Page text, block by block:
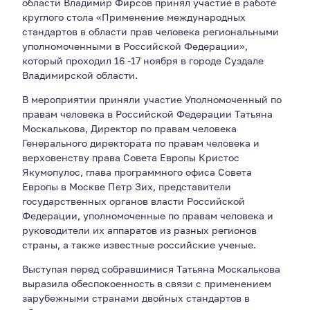
области Владимир Фирсов принял участие в работе
круглого стола «Применение международных
стандартов в области прав человека региональными
уполномоченными в Российской Федерации»,
который проходил 16 -17 ноября в городе Суздале
Владимирской области.
В мероприятии приняли участие Уполномоченный по
правам человека в Российской Федерации Татьяна
Москалькова, Директор по правам человека
Генерального директората по правам человека и
верховенству права Совета Европы Кристос
Якумопулос, глава программного офиса Совета
Европы в Москве Петр Зих, представители
государственных органов власти Российской
Федерации, уполномоченные по правам человека и
руководители их аппаратов из разных регионов
страны, а также известные российские ученые.
Выступая перед собравшимися Татьяна Москалькова
выразила обеспокоенность в связи с применением
зарубежными странами двойных стандартов в